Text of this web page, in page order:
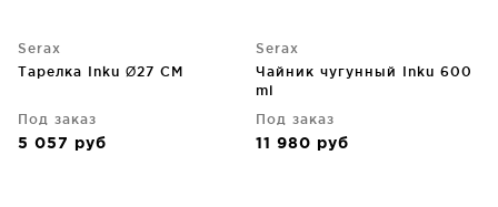
Serax
Тарелка Inku Ø27 CM
Под заказ
5 057 руб
Serax
Чайник чугунный Inku 600
ml
Под заказ
11 980 руб